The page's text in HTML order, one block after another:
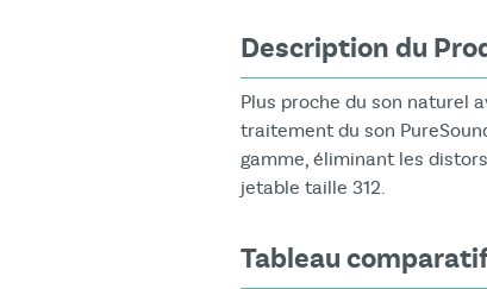
Description du
Plus proche du son naturel
traitement du son
gamme, éliminant les
jetable taille 312.
Tableau